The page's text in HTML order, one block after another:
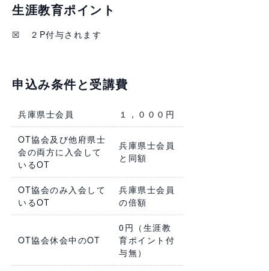
生涯教育ポイント
☒ ２P付与されます
申込み条件と受講費
兵庫県士会員 １，０００円
OT協会及び他府県士
会の両方に入会して
いるOT
兵庫県士会員
と同額
OT協会のみ入会して
いるOT
兵庫県士会員
の倍額
OT協会休会中のOT
0円（生涯教
育ポイント付
与無）